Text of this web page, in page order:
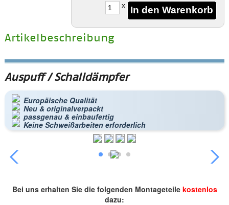
x
Artikelbeschreibung
Auspuff / Schalldämpfer
Europäische Qualität
Neu & originalverpackt
passgenau & einbaufertig
Keine Schweißarbeiten erforderlich
Bei uns erhalten Sie die folgenden Montageteile kostenlos
dazu: